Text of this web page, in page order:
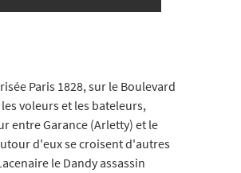
Paris 1828, sur le Boulevard
voleurs et les bateleurs,
entre Garance (Arletty) et le
d'eux se croisent d'autres
le Dandy assassin